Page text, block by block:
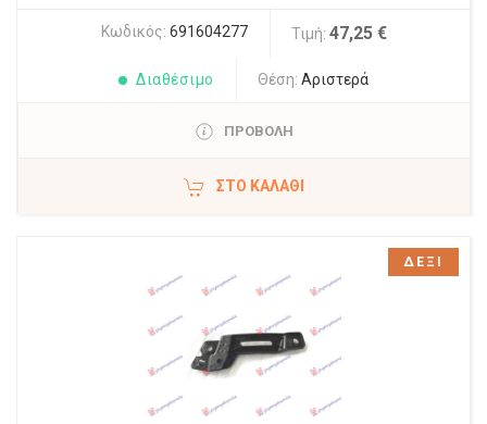
Κωδικός: 691604277 Τιμή: 47,25 €
Διαθέσιμο Θέση: Αριστερά
ΠΡΟΒΟΛΗ
ΣΤΟ ΚΑΛΆΘΙ
ΔΕΞΙ